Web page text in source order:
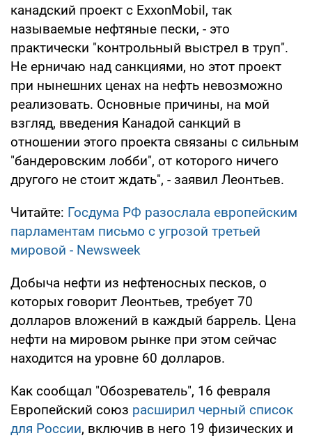
канадский проект с ExxonMobil, так
называемые нефтяные пески, - это
практически "контрольный выстрел в труп".
Не ерничаю над санкциями, но этот проект
при нынешних ценах на нефть невозможно
реализовать. Основные причины, на мой
взгляд, введения Канадой санкций в
отношении этого проекта связаны с сильным
"бандеровским лобби", от которого ничего
другого не стоит ждать", - заявил Леонтьев.
Читайте: Госдума РФ разослала европейским
парламентам письмо с угрозой третьей
мировой - Newsweek
Добыча нефти из нефтеносных песков, о
которых говорит Леонтьев, требует 70
долларов вложений в каждый баррель. Цена
нефти на мировом рынке при этом сейчас
находится на уровне 60 долларов.
Как сообщал "Обозреватель", 16 февраля
Европейский союз расширил черный список
для России, включив в него 19 физических и